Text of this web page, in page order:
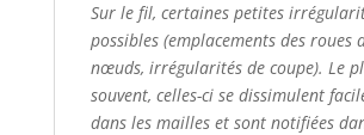
Sur le fil, certaines petites
possibles (emplacements des roues
nœuds, irrégularités de coupe). Le
souvent, celles-ci se dissimulent
dans les mailles et sont notifiées